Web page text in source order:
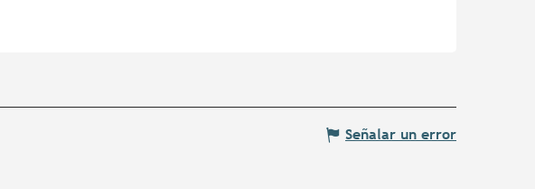
Señalar un error